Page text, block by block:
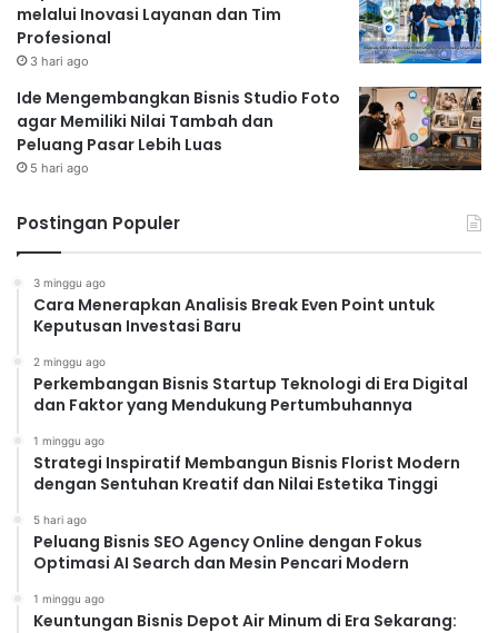
melalui Inovasi Layanan dan Tim
Profesional
3 hari ago
Ide Mengembangkan Bisnis Studio Foto
agar Memiliki Nilai Tambah dan
Peluang Pasar Lebih Luas
5 hari ago
Postingan Populer
3 minggu ago
Cara Menerapkan Analisis Break Even Point untuk
Keputusan Investasi Baru
2 minggu ago
Perkembangan Bisnis Startup Teknologi di Era Digital
dan Faktor yang Mendukung Pertumbuhannya
1 minggu ago
Strategi Inspiratif Membangun Bisnis Florist Modern
dengan Sentuhan Kreatif dan Nilai Estetika Tinggi
5 hari ago
Peluang Bisnis SEO Agency Online dengan Fokus
Optimasi AI Search dan Mesin Pencari Modern
1 minggu ago
Keuntungan Bisnis Depot Air Minum di Era Sekarang: